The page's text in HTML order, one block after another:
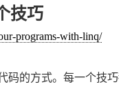
技巧
programs-with-linq/
码的方式。每一个技